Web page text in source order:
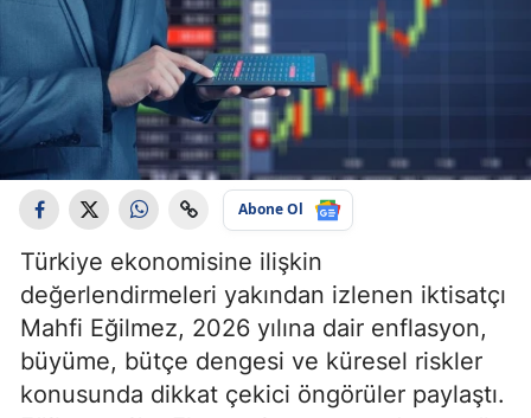
Abone Ol
Türkiye ekonomisine ilişkin
değerlendirmeleri yakından izlenen iktisatçı
Mahfi Eğilmez, 2026 yılına dair enflasyon,
büyüme, bütçe dengesi ve küresel riskler
konusunda dikkat çekici öngörüler paylaştı.